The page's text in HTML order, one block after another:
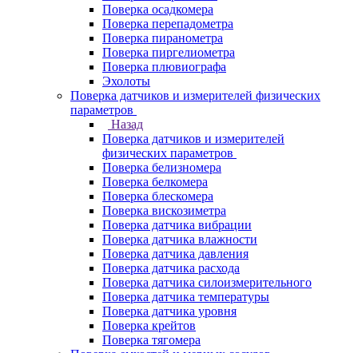
Поверка осадкомера
Поверка перепадометра
Поверка пиранометра
Поверка пиргелиометра
Поверка плювиографа
Эхолоты
Поверка датчиков и измерителей физических
параметров
Назад
Поверка датчиков и измерителей
физических параметров
Поверка белизномера
Поверка белкомера
Поверка блескомера
Поверка вискозиметра
Поверка датчика вибрации
Поверка датчика влажности
Поверка датчика давления
Поверка датчика расхода
Поверка датчика силоизмерительного
Поверка датчика температуры
Поверка датчика уровня
Поверка крейтов
Поверка тягомера